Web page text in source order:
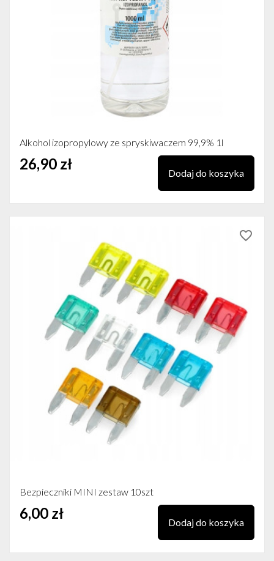
Alkohol izopropylowy ze spryskiwaczem 99,9% 1l
26,90 zł
Dodaj do koszyka
favorite_border
Bezpieczniki MINI zestaw 10szt
6,00 zł
Dodaj do koszyka